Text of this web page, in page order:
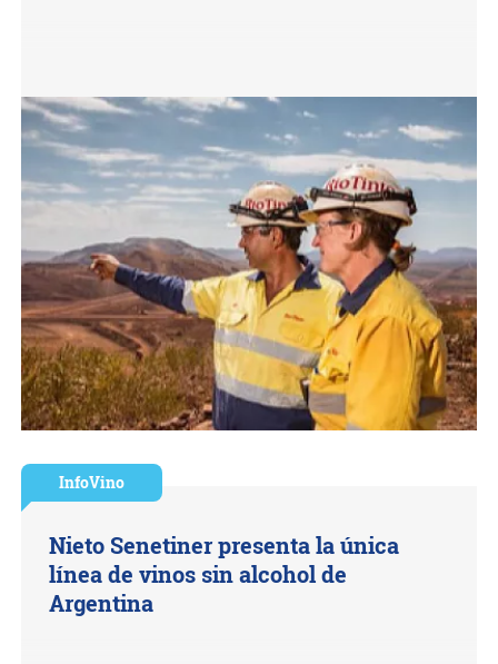
InfoVino
Nieto Senetiner presenta la única
línea de vinos sin alcohol de
Argentina